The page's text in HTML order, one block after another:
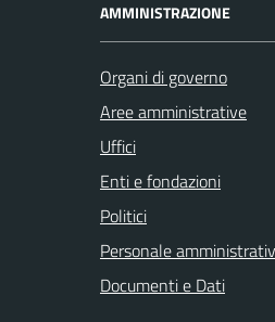
AMMINISTRAZIONE
Organi di governo
Aree amministrative
Uffici
Enti e fondazioni
Politici
Personale
Documenti e Dati